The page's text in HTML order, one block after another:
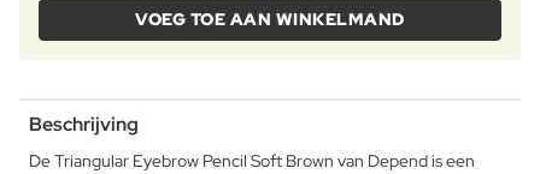
VOEG TOE AAN WINKELMAND
Beschrijving
De Triangular Eyebrow Pencil Soft Brown van Depend is een